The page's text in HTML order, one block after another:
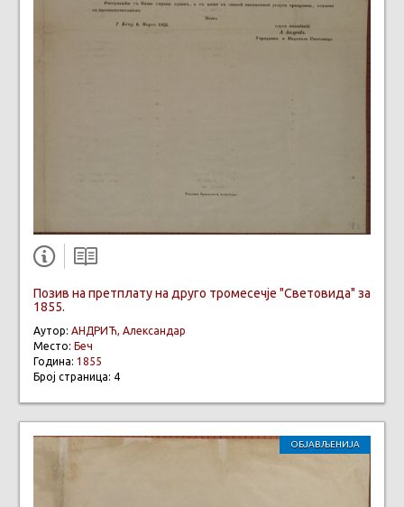
Позив на претплату на друго тромесечје "Световида" за
1855.
Аутор: АНДРИЋ, Александар
Место: Беч
Година: 1855
Број страница: 4
ОБЈАВЉЕНИЈА